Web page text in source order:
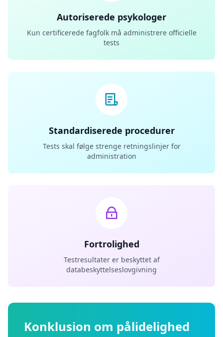
Autoriserede psykologer
Kun certificerede fagfolk må administrere officielle
tests
Standardiserede procedurer
Tests skal følge strenge retningslinjer for
administration
Fortrolighed
Testresultater er beskyttet af
databeskyttelseslovgivning
Konklusion om pålidelighed